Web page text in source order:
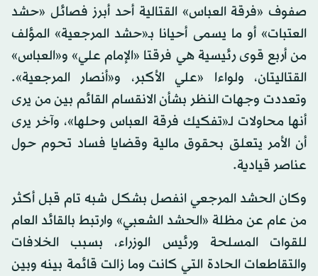
صفوف «فرقة العباس» القتالية أحد أبرز فصائل «حشد
العتبات» أو ما يسمى أحيانا بـ«حشد المرجعية» المؤلف
من أربع قوى رئيسية هي فرقتا «الإمام علي» و«العباس»
القتاليتان، ولواءا «علي الأكبر، و«أنصار المرجعية».
وتعددت وجهات النظر بشأن الانقسام القائم بين من يرى
أنها محاولات لـ«تفكيك فرقة العباس وحلها»، وآخر يرى
أن الأمر يتعلق بحقوق مالية وقضايا فساد تحوم حول
عناصر قيادية.
وكان الحشد المرجعي انفصل بشكل شبه تام قبل أكثر
من عام عن مظلة «الحشد الشعبي» وارتبط بالقائد العام
للقوات المسلحة ورئيس الوزراء، بسبب الخلافات
والتقاطعات الحادة التي كانت وما زالت قائمة بينه وبين